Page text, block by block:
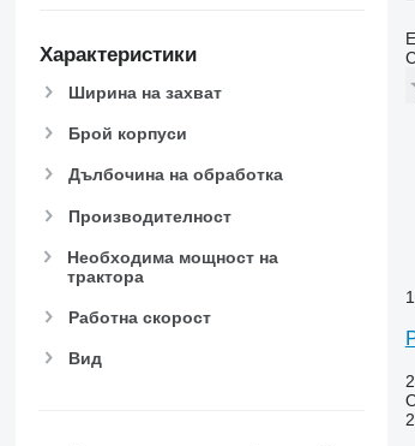
Характеристики
Ширина на захват
Брой корпуси
Дълбочина на обработка
Производителност
Необходима мощност на
трактора
Работна скорост
Вид